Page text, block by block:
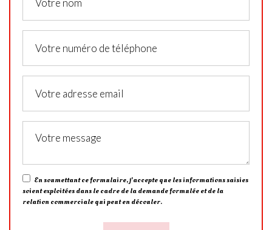
En soumettant ce formulaire, j'accepte que les informations saisies
soient exploitées dans le cadre de la demande formulée et de la
relation commerciale qui peut en découler.